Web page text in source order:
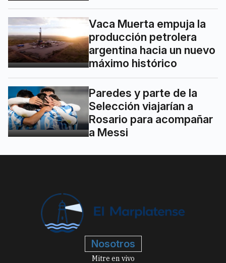
Vaca Muerta empuja la
producción petrolera
argentina hacia un nuevo
máximo histórico
Paredes y parte de la
Selección viajarían a
Rosario para acompañar
a Messi
Nosotros
Mitre en vivo